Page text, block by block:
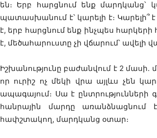
են։ Երբ հարցնում ենք մարդկանց՝
պատասխանում է՝ կարելի է։ Կարելի՞
է, երբ հարցնում ենք ինչպես
է, մեծահարուստը չի վճարում՝ ավելի
Իշխանությունը բաժանվում է 2
որ ուրիշ ոչ մեկի վրա այլևս չեն
ապագայում։ Սա է
հանրային մարդը առանձնացնում է
հափշտակող, մարդկանց օտար։